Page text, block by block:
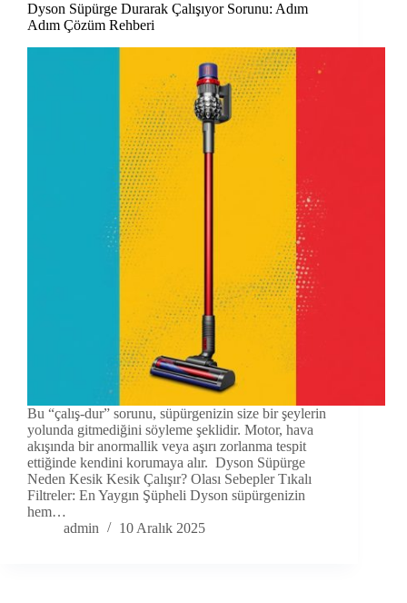
Dyson Süpürge Durarak Çalışıyor Sorunu: Adım
Adım Çözüm Rehberi
Bu “çalış-dur” sorunu, süpürgenizin size bir şeylerin
yolunda gitmediğini söyleme şeklidir. Motor, hava
akışında bir anormallik veya aşırı zorlanma tespit
ettiğinde kendini korumaya alır. Dyson Süpürge
Neden Kesik Kesik Çalışır? Olası Sebepler Tıkalı
Filtreler: En Yaygın Şüpheli Dyson süpürgenizin
hem…
admin
10 Aralık 2025